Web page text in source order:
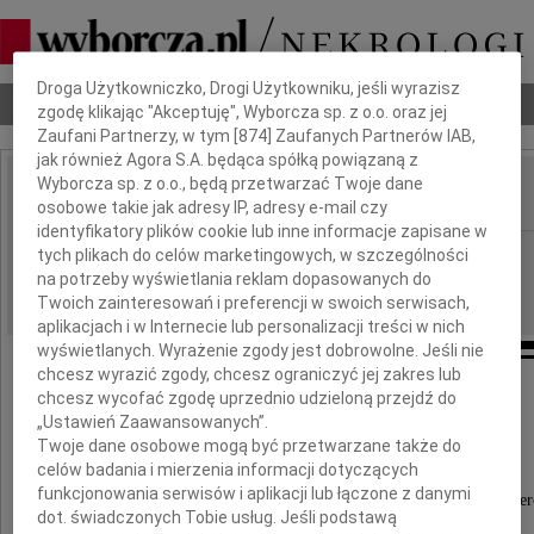
Nekrologi Odeszli Poradnik pogrzebowy
IMIĘ I NAZWISKO:
REGION: Opole
DATA EMISJI: 12.06.2013
Pani
wyrazy najgłębszego współczucia z powodu
Dbamy o Twoją prywatność
Droga Użytkowniczko, Drogi Użytkowniku, jeśli wyrazisz
zgodę klikając "Akceptuję", Wyborcza sp. z o.o. oraz jej
Zaufani Partnerzy, w tym [874 ] Zaufanych Partnerów IAB,
jak również Agora S.A. będąca spółką powiązaną z
Wyborcza sp. z o.o., będą przetwarzać Twoje dane
osobowe takie jak adresy IP, adresy e-mail czy
identyfikatory plików cookie lub inne informacje zapisane w
tych plikach do celów marketingowych, w szczególności
na potrzeby wyświetlania reklam dopasowanych do
Twoich zainteresowań i preferencji w swoich serwisach,
aplikacjach i w Internecie lub personalizacji treści w nich
wyświetlanych. Wyrażenie zgody jest dobrowolne. Jeśli nie
chcesz wyrazić zgody, chcesz ograniczyć jej zakres lub
chcesz wycofać zgodę uprzednio udzieloną przejdź do
„Ustawień Zaawansowanych”.
Twoje dane osobowe mogą być przetwarzane także do
celów badania i mierzenia informacji dotyczących
funkcjonowania serwisów i aplikacji lub łączone z danymi
dot. świadczonych Tobie usług. Jeśli podstawą